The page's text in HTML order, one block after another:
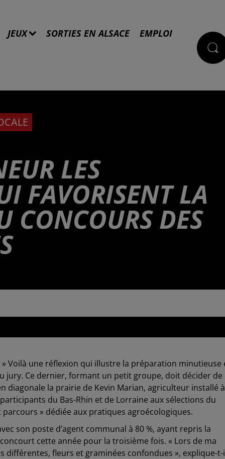
JEUX SORTIES EN ALSACE EMPLOI
LES
FAVORISENT LA
CONCOURS DES
Voilà une réflexion qui illustre la préparation minutieuse
jury. Ce dernier, formant un petit groupe, doit décider de
diagonale la prairie de Kevin Marian, agriculteur installé à
du Bas-Rhin et de Lorraine aux sélections du
» dédiée aux pratiques agroécologiques.
son poste d’agent communal à 80 %, ayant repris la
cette année pour la troisième fois. « Lors de ma
fleurs et graminées confondues », explique-t-